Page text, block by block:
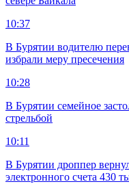
10:37
В Бурятии водителю
избрали меру пресечения
10:28
В Бурятии семейное
стрельбой
10:11
В Бурятии дроппер
электронного счета 430